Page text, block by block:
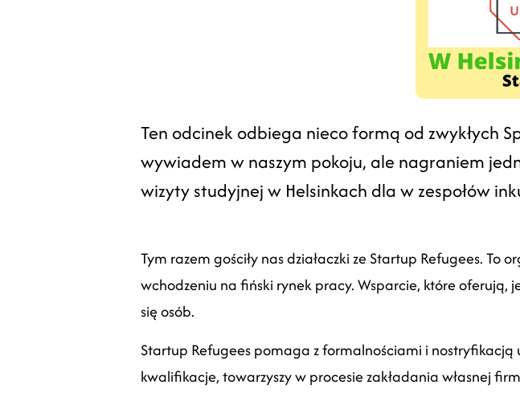
Ten odcinek odbiega nieco formą od zwykłych
wywiadem w naszym pokoju, ale nagraniem
wizyty studyjnej w Helsinkach dla w zespołów
Tym razem gościły nas działaczki ze Startup Refugees.
wchodzeniu na fiński rynek pracy. Wsparcie, które oferują,
się osób.
Startup Refugees pomaga z formalnościami i
kwalifikacje, towarzyszy w procesie zakładania własnej